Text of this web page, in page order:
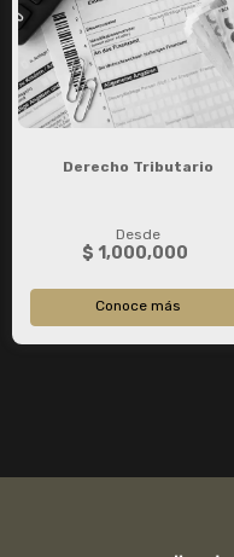
Derecho Tributario
Desde
$ 1,000,000
Conoce más